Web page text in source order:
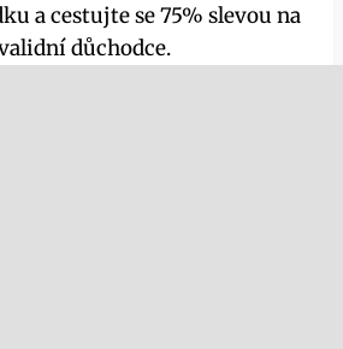
a cestujte se 75% slevou na
důchodce.